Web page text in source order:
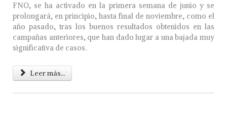
FNO, se ha activado en la primera semana de junio y se
prolongará, en principio, hasta final de noviembre, como el
año pasado, tras los buenos resultados obtenidos en las
campañas anteriores, que han dado lugar a una bajada muy
significativa de casos.
Leer más...